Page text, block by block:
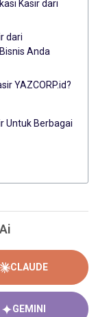
Kasir dari
dari
Anda
YAZCORP.id?
Untuk Berbagai
CLAUDE
GEMINI